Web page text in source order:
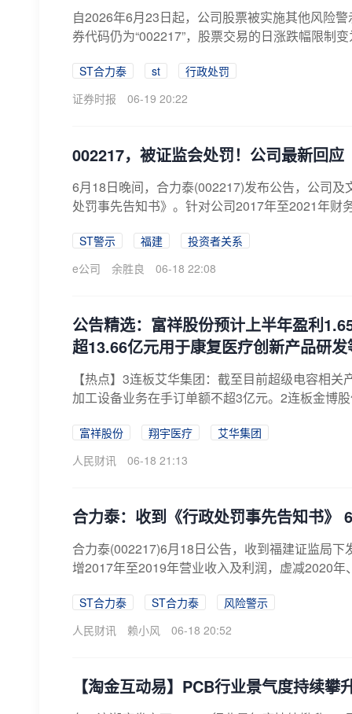
自2026年6月23日起，公司股票被实施其他风险
券代码仍为“002217”，股票交易的日涨跌幅限制
ST合力泰 st
行政处罚
证券时报
06-19 20:22
002217，被证监会处罚！公司最新回应
6月18日晚间，合力泰(002217)发布公告，公司
处罚事先告知书》。针对公司2017年至2021年财
ST警示 福建
投资者关系
e公司
余胜良 06-18 22:08
公告精选：富祥股份预计上半年盈利
超13.66亿元用于康复医疗创新产品研
【热点】3连板艾华集团：截至目前超级电容相
加工设备业务在手订单额不超3亿元。2连板金博
富祥股份 翔宇医疗
艾华集团
人民财讯
06-18 21:13
合力泰：收到《行政处罚事先告知书》
合力泰(002217)6月18日公告，收到福建证监局
增2017年至2019年营业收入及利润，虚减2020
ST合力泰 ST合力泰
风险警示
人民财讯
赖小风 06-18 20:52
【淘金互动易】PCB行业景气度持续